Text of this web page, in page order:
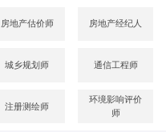
房地产估价师 房地产经纪人
城乡规划师 通信工程师
注册测绘师
环境影响评价
师